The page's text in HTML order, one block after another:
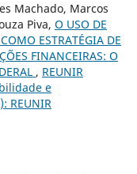
Machado, Marcos
Piva, O USO DE
ESTRATÉGIA DE
FINANCEIRAS: O
, REUNIR
e
REUNIR